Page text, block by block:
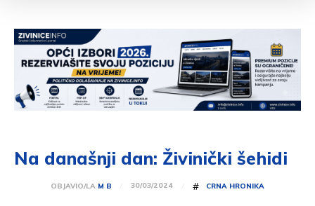
Na današnji dan: Živinički šehidi
OBJAVIO/LA M B 30/03/2024 # CRNA HRONIKA